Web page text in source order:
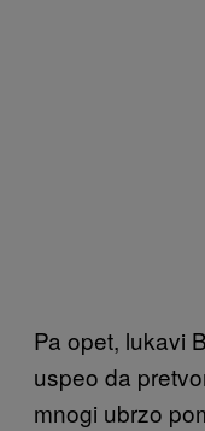
Pa opet, lukavi
uspeo da
mnogi ubrzo